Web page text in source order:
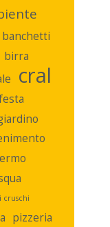
banchetti
birra
cral
cruschi
pizzeria